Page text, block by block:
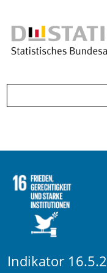
Indikator 16.5.2